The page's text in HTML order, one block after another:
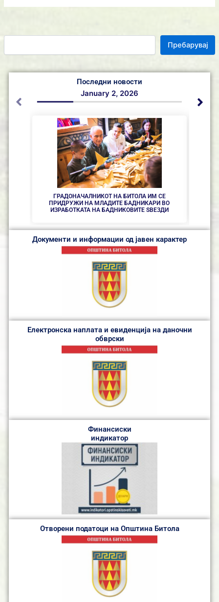
Пребарувај
Последни новости
ГРАДОНАЧАЛНИКОТ НА БИТОЛА ИМ СЕ
ПРИДРУЖИ НА МЛАДИТЕ БАДНИКАРИ ВО
ИЗРАБОТКАТА НА БАДНИКОВИТЕ ЅВЕЗДИ
January 2, 2026
Документи и информации од јавен карактер
Електронска наплата и евиденција на даночни
обврски
Финансиски
индикатор
Отворени податоци на Општина Битола